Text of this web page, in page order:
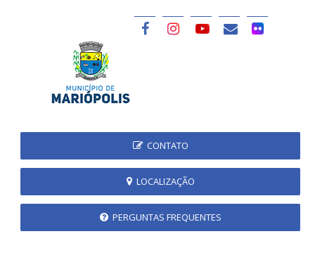
CONTATO
LOCALIZAÇÃO
PERGUNTAS FREQUENTES